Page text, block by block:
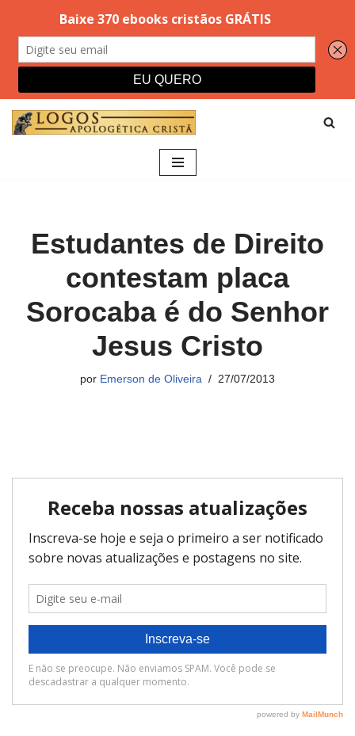
Estudantes de Direito
contestam placa
Sorocaba é do Senhor
Jesus Cristo
por Emerson de Oliveira 27/07/2013